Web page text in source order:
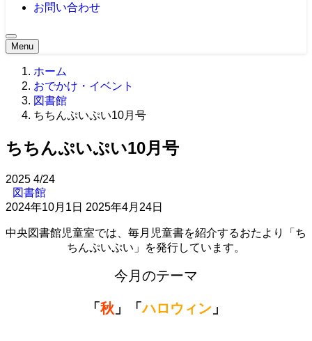
お問い合わせ
Menu
ホーム
おでかけ・イベント
図書館
ちちんぷいぷい10月号
ちちんぷいぷい10月号
2025 4/24
図書館
2024年10月1日 2025年4月24日
中央図書館児童室では、毎月児童書を紹介するおたより「ち
ちんぷいぷい」を発行しています。
今月のテーマ
「 秋 」 「ハロウィン 」